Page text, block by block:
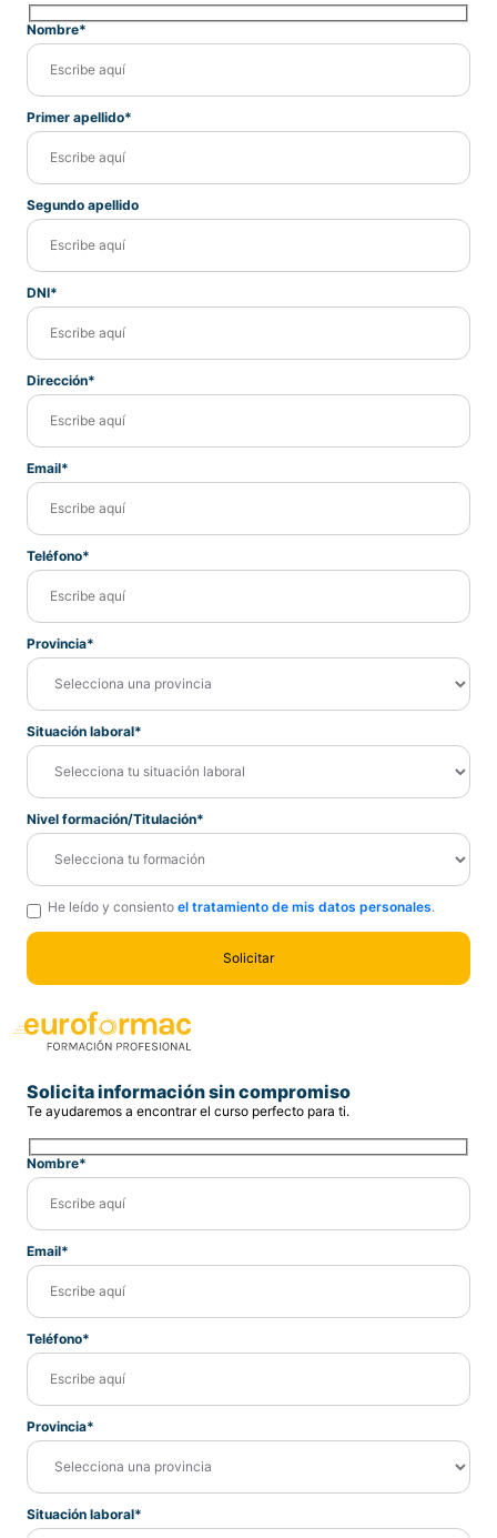
Nombre*
Primer apellido*
Segundo apellido
DNI*
Dirección*
Email*
Teléfono*
Provincia*
Situación laboral*
Nivel formación/Titulación*
He leído y consiento el tratamiento de mis datos personales.
Solicita información sin compromiso
Te ayudaremos a encontrar el curso perfecto para ti.
Nombre*
Email*
Teléfono*
Provincia*
Situación laboral*